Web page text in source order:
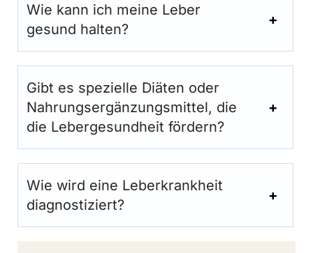
Wie kann ich meine Leber
gesund halten?
Gibt es spezielle Diäten oder
Nahrungsergänzungsmittel, die
die Lebergesundheit fördern?
Wie wird eine Leberkrankheit
diagnostiziert?